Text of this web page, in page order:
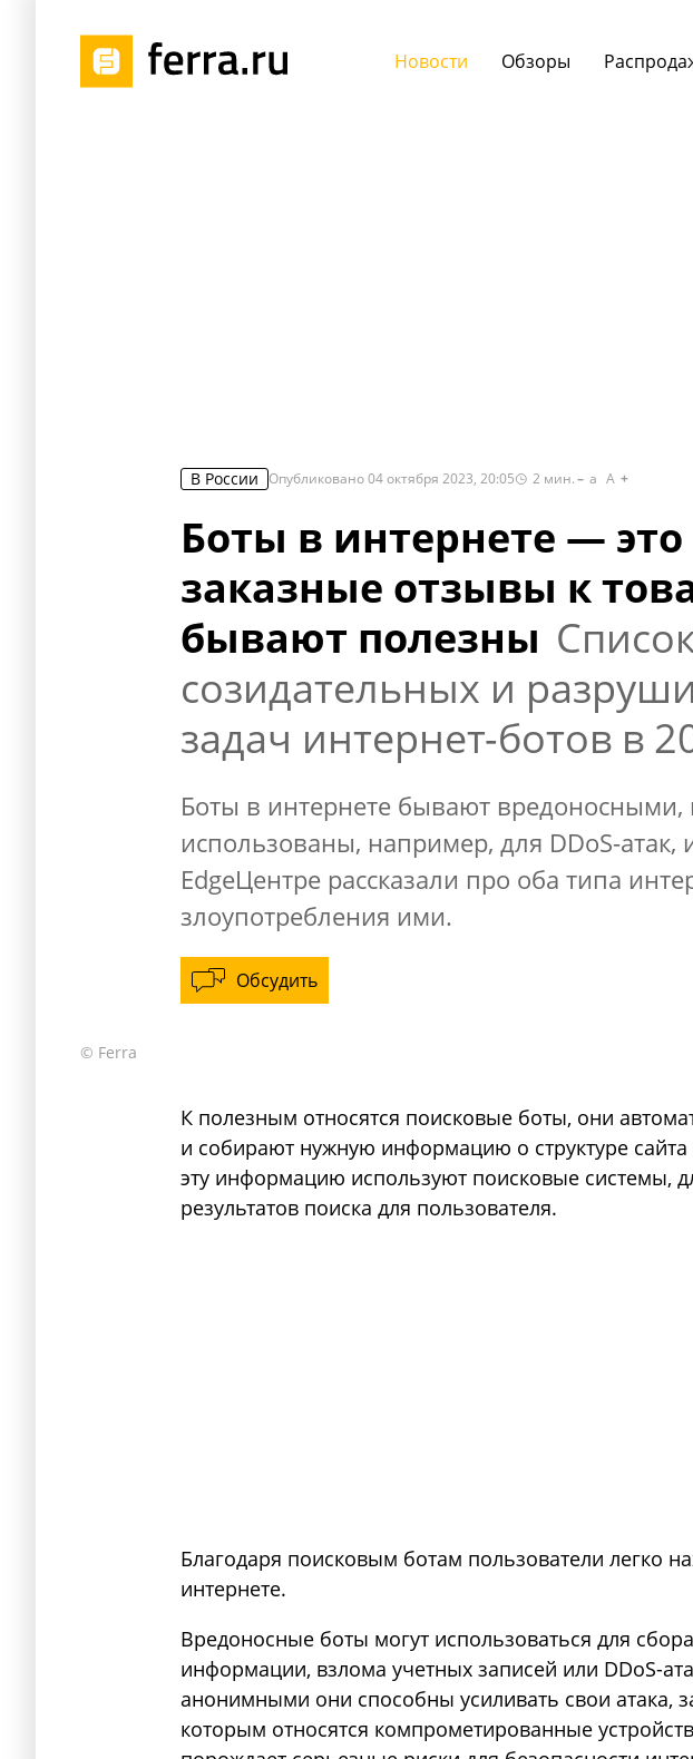
Новости Обзоры
В России Опубликовано04 октября 2023, 20:05 2 мин. a A
Боты в интернете — это
заказные отзывы к
бывают полезны
созидательных и
задач интернет-ботов в
Боты в интернете бывают вредоносными,
использованы, например, для DDoS-атак,
EdgeЦентре рассказали про оба типа
злоупотребления ими.
Обсудить
© Ferra
К полезным относятся поисковые боты, они
и собирают нужную информацию о структуре
эту информацию используют поисковые системы,
результатов поиска для пользователя.
Благодаря поисковым ботам пользователи легко
интернете.
Вредоносные боты могут использоваться для
информации, взлома учетных записей или DDoS-
анонимными они способны усиливать свои атака,
которым относятся компрометированные